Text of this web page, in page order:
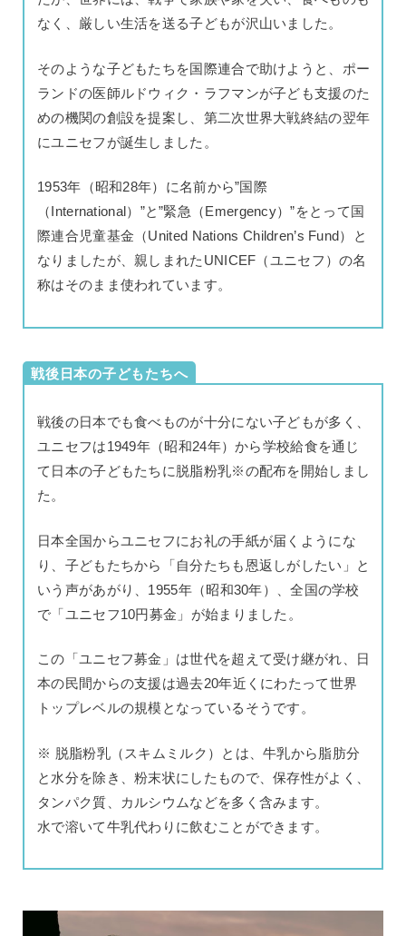
なく、厳しい生活を送る子どもが沢山いました。
そのような子どもたちを国際連合で助けようと、ポー
ランドの医師ルドウィク・ラフマンが子ども支援のた
めの機関の創設を提案し、第二次世界大戦終結の翌年
にユニセフが誕生しました。
1953年（昭和28年）に名前から”国際
（International）”と”緊急（Emergency）”をとって国
際連合児童基金（United Nations Children’s Fund）と
なりましたが、親しまれたUNICEF（ユニセフ）の名
称はそのまま使われています。
戦後日本の子どもたちへ
戦後の日本でも食べものが十分にない子どもが多く、
ユニセフは1949年（昭和24年）から学校給食を通じ
て日本の子どもたちに脱脂粉乳※の配布を開始しまし
た。
日本全国からユニセフにお礼の手紙が届くようにな
り、子どもたちから「自分たちも恩返しがしたい」と
いう声があがり、1955年（昭和30年）、全国の学校
で「ユニセフ10円募金」が始まりました。
この「ユニセフ募金」は世代を超えて受け継がれ、日
本の民間からの支援は過去20年近くにわたって世界
トップレベルの規模となっているそうです。
※ 脱脂粉乳（スキムミルク）とは、牛乳から脂肪分
と水分を除き、粉末状にしたもので、保存性がよく、
タンパク質、カルシウムなどを多く含みます。
水で溶いて牛乳代わりに飲むことができます。